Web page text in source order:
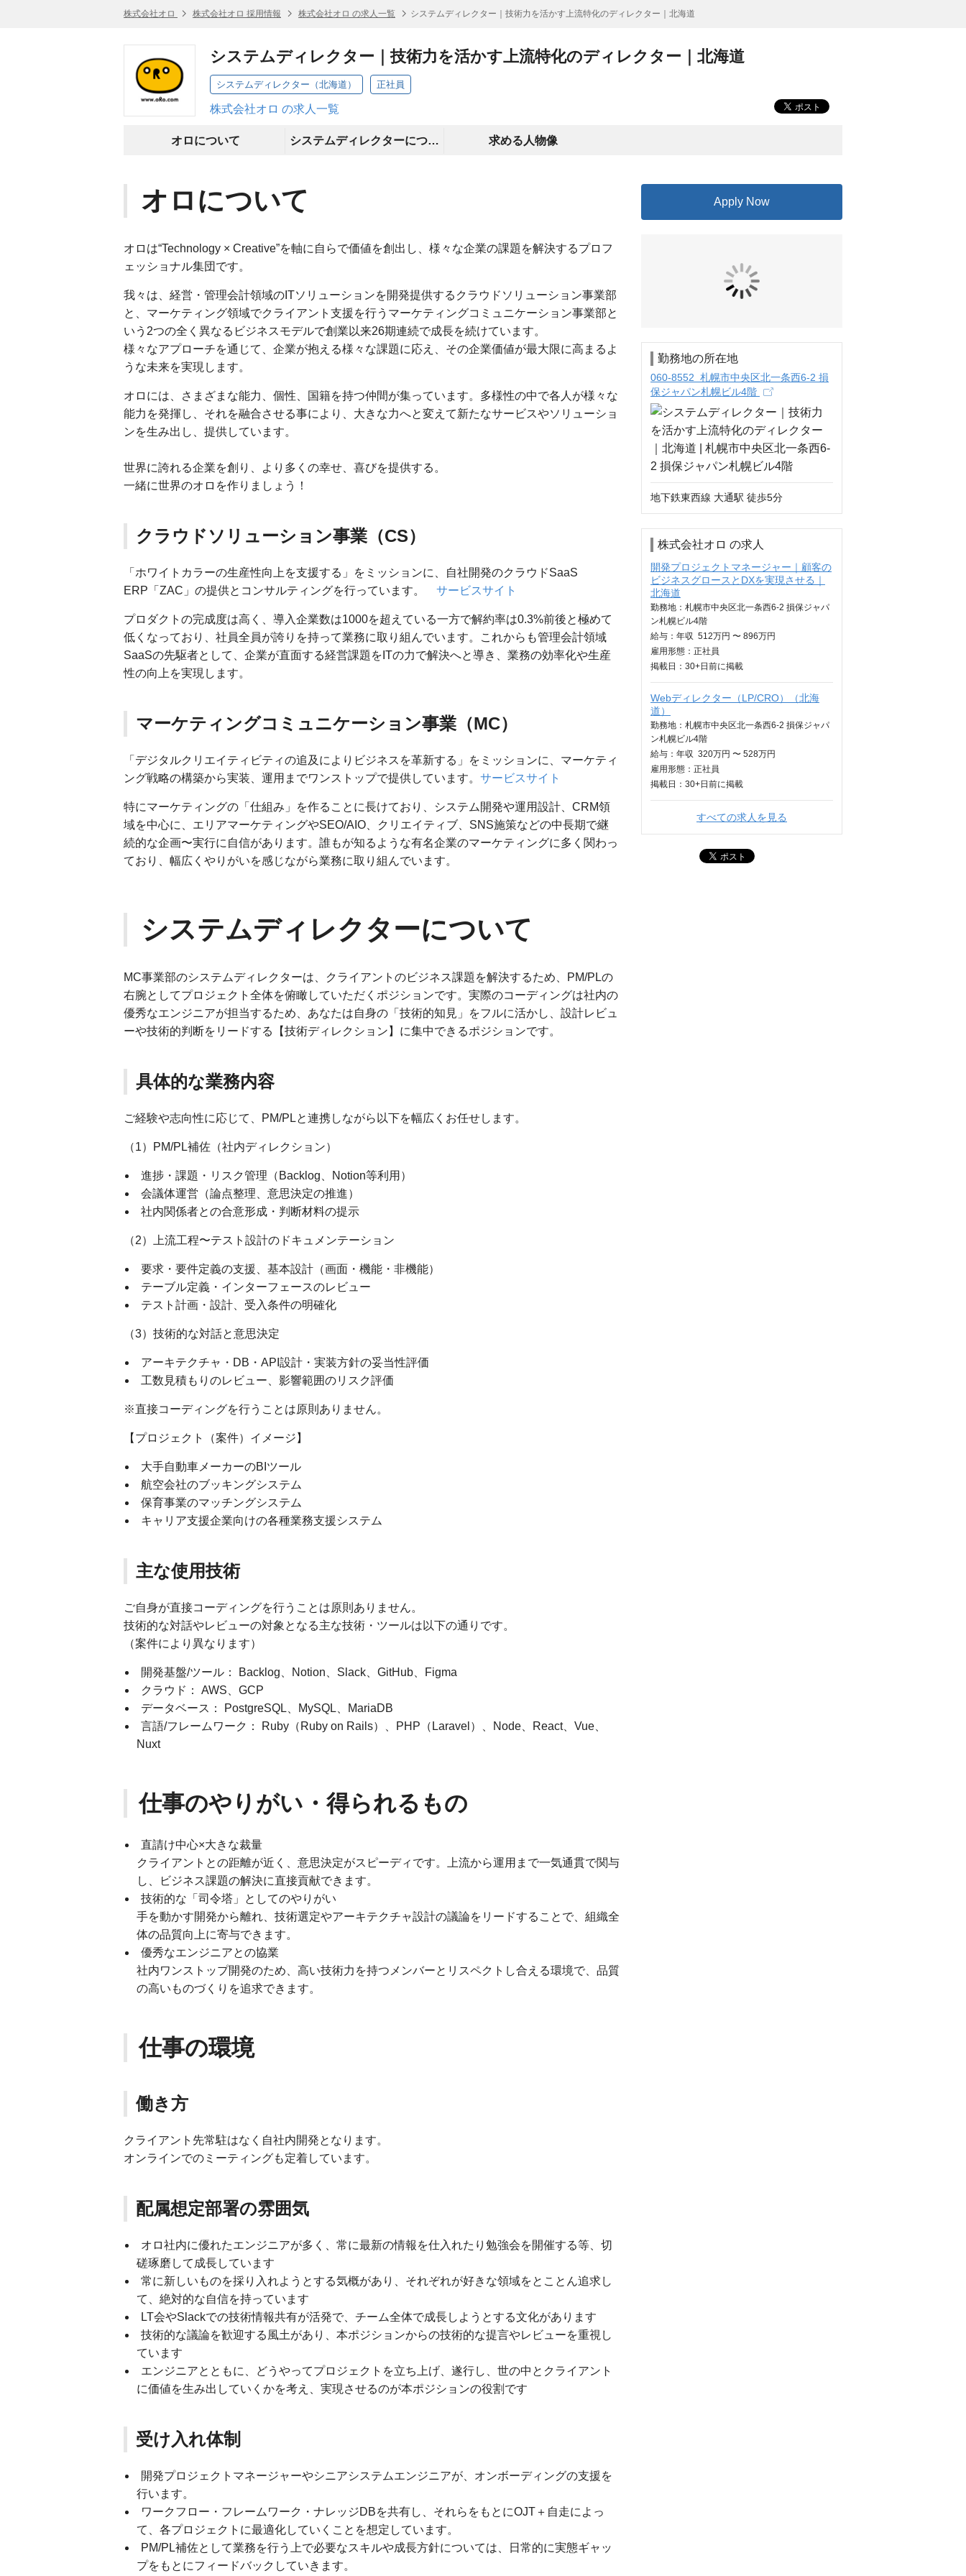
株式会社オロ 株式会社オロ 採用情報 株式会社オロ の求人一覧 システムディレクター｜技術力を活かす上流特化のディレクター｜北海道
システムディレクター｜技術力を活かす上流特化のディレクター｜北海道
システムディレクター（北海道） 正社員
株式会社オロ の求人一覧
オロについて システムディレクターについて 求める人物像
オロについて
オロは“Technology × Creative”を軸に自らで価値を創出し、様々な企業の課題を解決するプロフ
ェッショナル集団です。
我々は、経営・管理会計領域のITソリューションを開発提供するクラウドソリューション事業部
と、マーケティング領域でクライアント支援を行うマーケティングコミュニケーション事業部と
いう2つの全く異なるビジネスモデルで創業以来26期連続で成長を続けています。
様々なアプローチを通じて、企業が抱える様々な課題に応え、その企業価値が最大限に高まるよ
うな未来を実現します。
オロには、さまざまな能力、個性、国籍を持つ仲間が集っています。多様性の中で各人が様々な
能力を発揮し、それを融合させる事により、大きな力へと変えて新たなサービスやソリューショ
ンを生み出し、提供しています。
世界に誇れる企業を創り、より多くの幸せ、喜びを提供する。
一緒に世界のオロを作りましょう！
クラウドソリューション事業（CS）
「ホワイトカラーの生産性向上を支援する」をミッションに、自社開発のクラウドSaaS
ERP「ZAC」の提供とコンサルティングを行っています。 サービスサイト
プロダクトの完成度は高く、導入企業数は1000を超えている一方で解約率は0.3%前後と極めて
低くなっており、社員全員が誇りを持って業務に取り組んでいます。これからも管理会計領域
SaaSの先駆者として、企業が直面する経営課題をITの力で解決へと導き、業務の効率化や生産
性の向上を実現します。
マーケティングコミュニケーション事業（MC）
「デジタルクリエイティビティの追及によりビジネスを革新する」をミッションに、マーケティ
ング戦略の構築から実装、運用までワンストップで提供しています。 サービスサイト
特にマーケティングの「仕組み」を作ることに長けており、システム開発や運用設計、CRM領
域を中心に、エリアマーケティングやSEO/AIO、クリエイティブ、SNS施策などの中長期で継
続的な企画〜実行に自信があります。誰もが知るような有名企業のマーケティングに多く関わっ
ており、幅広くやりがいを感じながら業務に取り組んでいます。
システムディレクターについて
MC事業部のシステムディレクターは、クライアントのビジネス課題を解決するため、PM/PLの
右腕としてプロジェクト全体を俯瞰していただくポジションです。実際のコーディングは社内の
優秀なエンジニアが担当するため、あなたは自身の「技術的知見」をフルに活かし、設計レビュ
ーや技術的判断をリードする【技術ディレクション】に集中できるポジションです。
具体的な業務内容
ご経験や志向性に応じて、PM/PLと連携しながら以下を幅広くお任せします。
（1）PM/PL補佐（社内ディレクション）
進捗・課題・リスク管理（Backlog、Notion等利用）
会議体運営（論点整理、意思決定の推進）
社内関係者との合意形成・判断材料の提示
（2）上流工程〜テスト設計のドキュメンテーション
要求・要件定義の支援、基本設計（画面・機能・非機能）
テーブル定義・インターフェースのレビュー
テスト計画・設計、受入条件の明確化
（3）技術的な対話と意思決定
アーキテクチャ・DB・API設計・実装方針の妥当性評価
工数見積もりのレビュー、影響範囲のリスク評価
※直接コーディングを行うことは原則ありません。
【プロジェクト（案件）イメージ】
大手自動車メーカーのBIツール
航空会社のブッキングシステム
保育事業のマッチングシステム
キャリア支援企業向けの各種業務支援システム
主な使用技術
ご自身が直接コーディングを行うことは原則ありません。
技術的な対話やレビューの対象となる主な技術・ツールは以下の通りです。
（案件により異なります）
開発基盤/ツール： Backlog、Notion、Slack、GitHub、Figma
クラウド： AWS、GCP
データベース： PostgreSQL、MySQL、MariaDB
言語/フレームワーク： Ruby（Ruby on Rails）、PHP（Laravel）、Node、React、Vue、
Nuxt
仕事のやりがい・得られるもの
直請け中心×大きな裁量
クライアントとの距離が近く、意思決定がスピーディです。上流から運用まで一気通貫で関与
し、ビジネス課題の解決に直接貢献できます。
技術的な「司令塔」としてのやりがい
手を動かす開発から離れ、技術選定やアーキテクチャ設計の議論をリードすることで、組織全
体の品質向上に寄与できます。
優秀なエンジニアとの協業
社内ワンストップ開発のため、高い技術力を持つメンバーとリスペクトし合える環境で、品質
の高いものづくりを追求できます。
仕事の環境
働き方
クライアント先常駐はなく自社内開発となります。
オンラインでのミーティングも定着しています。
配属想定部署の雰囲気
オロ社内に優れたエンジニアが多く、常に最新の情報を仕入れたり勉強会を開催する等、切
磋琢磨して成長しています
常に新しいものを採り入れようとする気概があり、それぞれが好きな領域をとことん追求し
て、絶対的な自信を持っています
LT会やSlackでの技術情報共有が活発で、チーム全体で成長しようとする文化があります
技術的な議論を歓迎する風土があり、本ポジションからの技術的な提言やレビューを重視し
ています
エンジニアとともに、どうやってプロジェクトを立ち上げ、遂行し、世の中とクライアント
に価値を生み出していくかを考え、実現させるのが本ポジションの役割です
受け入れ体制
開発プロジェクトマネージャーやシニアシステムエンジニアが、オンボーディングの支援を
行います。
ワークフロー・フレームワーク・ナレッジDBを共有し、それらをもとにOJT＋自走によっ
て、各プロジェクトに最適化していくことを想定しています。
PM/PL補佐として業務を行う上で必要なスキルや成長方針については、日常的に実態ギャッ
プをもとにフィードバックしていきます。
Apply Now
勤務地の所在地
060-8552 札幌市中央区北一条西6-2 損
保ジャパン札幌ビル4階
地下鉄東西線 大通駅 徒歩5分
株式会社オロ の求人
開発プロジェクトマネージャー｜顧客の
ビジネスグロースとDXを実現させる｜
北海道
勤務地：札幌市中央区北一条西6-2 損保ジャパ
ン札幌ビル4階
給与： 年収 512万円 〜 896万円
雇用形態：正社員
掲載日： 30+日 前に掲載
Webディレクター（LP/CRO）（北海
道）
勤務地：札幌市中央区北一条西6-2 損保ジャパ
ン札幌ビル4階
給与： 年収 320万円 〜 528万円
雇用形態：正社員
掲載日： 30+日 前に掲載
すべての求人を見る